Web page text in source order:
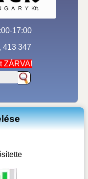
17:00
413 347
ZÁRVA!